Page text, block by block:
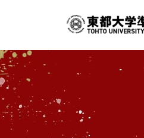
を
ス
キ
ッ
プ